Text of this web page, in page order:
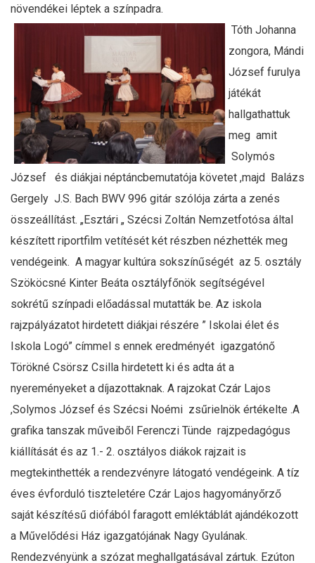
növendékei léptek a színpadra.
Tóth Johanna
zongora, Mándi
József furulya
játékát
hallgathattuk
meg amit
Solymós
József és diákjai néptáncbemutatója követet ,majd Balázs
Gergely J.S. Bach BWV 996 gitár szólója zárta a zenés
összeállítást. „Esztári „ Szécsi Zoltán Nemzetfotósa által
készített riportfilm vetítését két részben nézhették meg
vendégeink. A magyar kultúra sokszínűségét az 5. osztály
Szököcsné Kinter Beáta osztályfőnök segítségével
sokrétű színpadi előadással mutatták be. Az iskola
rajzpályázatot hirdetett diákjai részére ” Iskolai élet és
Iskola Logó” címmel s ennek eredményét igazgatónő
Törökné Csörsz Csilla hirdetett ki és adta át a
nyereményeket a díjazottaknak. A rajzokat Czár Lajos
,Solymos József és Szécsi Noémi zsűrielnök értékelte .A
grafika tanszak műveiből Ferenczi Tünde rajzpedagógus
kiállítását és az 1.- 2. osztályos diákok rajzait is
megtekinthették a rendezvényre látogató vendégeink. A tíz
éves évforduló tiszteletére Czár Lajos hagyományőrző
saját készítésű diófából faragott emléktáblát ajándékozott
a Művelődési Ház igazgatójának Nagy Gyulának.
Rendezvényünk a szózat meghallgatásával zártuk. Ezúton